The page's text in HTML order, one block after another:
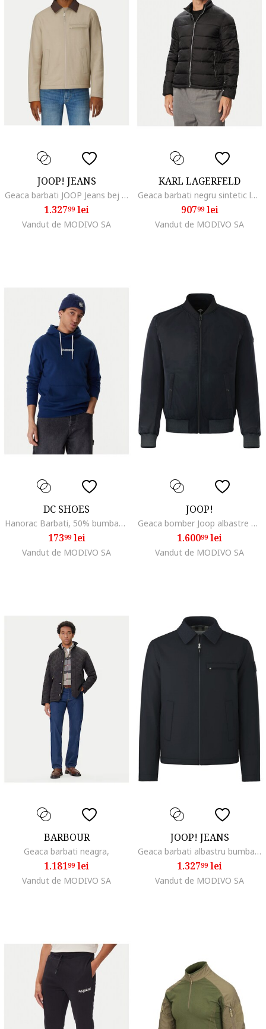
JOOP! JEANS
Geaca barbati JOOP Jeans bej bumbac poliester
1.32799lei
Vandut de MODIVO SA
KARL LAGERFELD
Geaca barbati negru sintetic lunga fermoar
90799lei
Vandut de MODIVO SA
DC SHOES
Hanorac Barbati, 50% bumbac, 25% bumbac reciclat, 25% poliester reciclat, Bleumarin
17399lei
Vandut de MODIVO SA
JOOP!
Geaca bomber Joop albastre sintetica cu fermoar
1.60099lei
Vandut de MODIVO SA
BARBOUR
Geaca barbati neagra,
1.18199lei
Vandut de MODIVO SA
JOOP! JEANS
Geaca barbati albastru bumbac-sintetic
1.32799lei
Vandut de MODIVO SA